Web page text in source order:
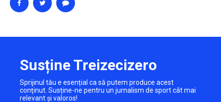
Susține Treizecizero
Sprijinul tău e esențial ca să putem produce acest
conținut. Susține-ne pentru un jurnalism de sport cât mai
relevant și valoros!